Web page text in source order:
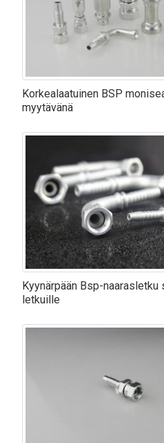
Korkealaatuinen BSP
myytävänä
Kyynärpään Bsp-naarasletku
letkuille